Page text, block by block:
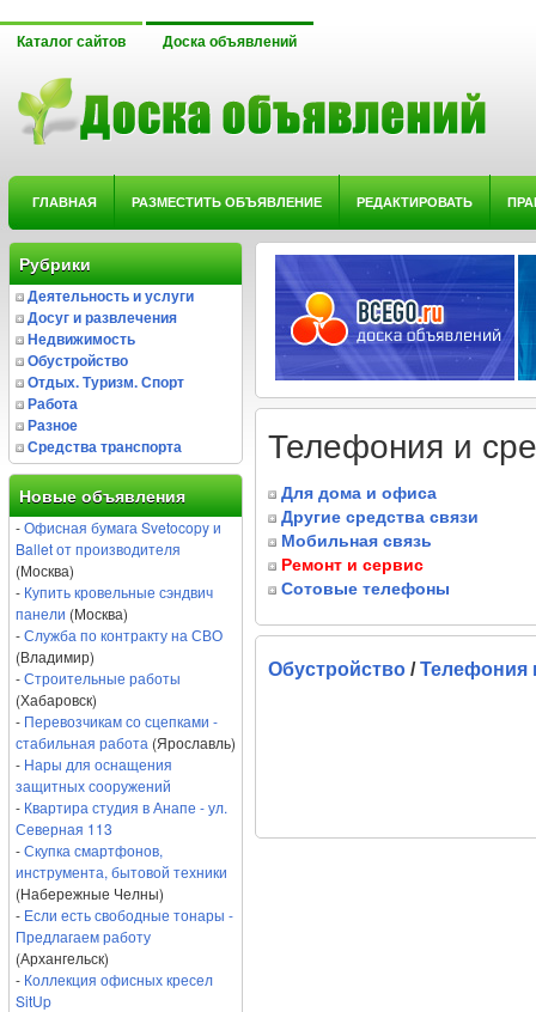
Каталог сайтов Доска объявлений
ГЛАВНАЯ РАЗМЕСТИТЬ ОБЪЯВЛЕНИЕ РЕДАКТИРОВАТЬ
Рубрики
Деятельность и услуги
Досуг и развлечения
Недвижимость
Обустройство
Отдых. Туризм. Спорт
Работа
Разное
Средства транспорта
Новые объявления
-Офисная бумага Svetocopy и
Ballet от производителя
(Москва)
- Купить кровельные сэндвич
панели (Москва)
-Служба по контракту на СВО
(Владимир)
-Строительные работы
(Хабаровск)
- Перевозчикам со сцепками -
стабильная работа (Ярославль)
- Нары для оснащения
защитных сооружений
- Квартира студия в Анапе - ул.
Северная 113
-Скупка смартфонов,
инструмента, бытовой техники
(Набережные Челны)
- Если есть свободные тонары -
Предлагаем работу
(Архангельск)
- Коллекция офисных кресел
SitUp
Телефония и
Для дома и офиса
Другие средства связи
Мобильная связь
Ремонт и сервис
Сотовые телефоны
Обустройство /Телефония